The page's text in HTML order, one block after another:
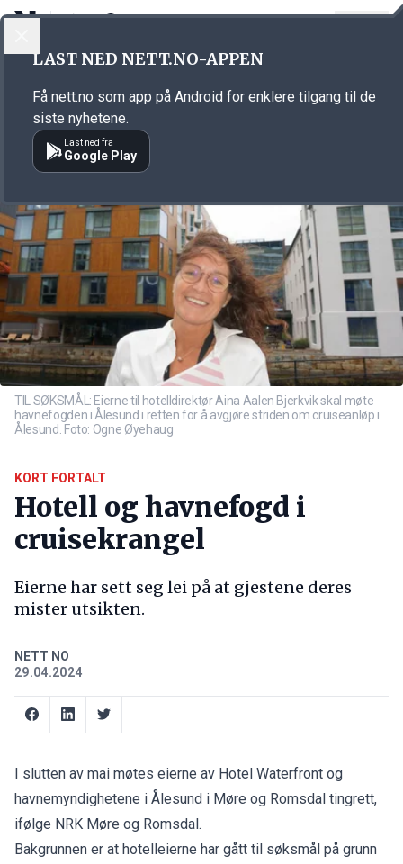
Annonsørinnhold
TIL SØKSMÅL: Eierne til hotelldirektør Aina Aalen Bjerkvik skal møte
havnefogden i Ålesund i retten for å avgjøre striden om cruiseanløp i
Ålesund. Foto: Ogne Øyehaug
KORT FORTALT
Hotell og havnefogd i
cruisekrangel
Eierne har sett seg lei på at gjestene deres
mister utsikten.
NETT NO
29.04.2024
I slutten av mai møtes eierne av Hotel Waterfront og
havnemyndighetene i Ålesund i Møre og Romsdal tingrett,
ifølge NRK Møre og Romsdal.
Bakgrunnen er at hotelleierne har gått til søksmål på grunn
LAST NED NETT.NO-APPEN
Få nett.no som app på Android for enklere tilgang til de
siste nyhetene.
Last ned fra
Google Play